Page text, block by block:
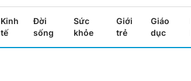
Kinh
tế
Đời
sống
Sức
khỏe
Giới
trẻ
Giáo
dục